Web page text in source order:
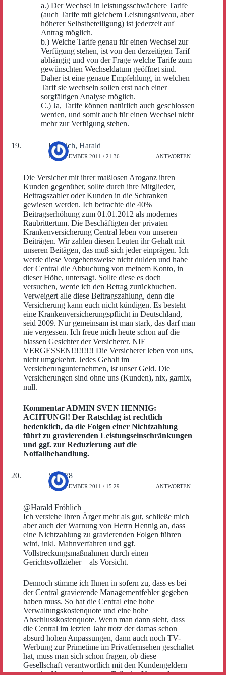
a.) Der Wechsel in leistungsschwächere Tarife
(auch Tarife mit gleichem Leistungsniveau, aber
höherer Selbstbeteiligung) ist jederzeit auf
Antrag möglich.
b.) Welche Tarife genau für einen Wechsel zur
Verfügung stehen, ist von den derzeitigen Tarif
abhängig und von der Frage welche Tarife zum
gewünschten Wechseldatum geöffnet sind.
Daher ist eine genaue Empfehlung, in welchen
Tarif sie wechseln sollen erst nach einer
sorgfältigen Analyse möglich.
C.) Ja, Tarife können natürlich auch geschlossen
werden, und somit auch für einen Wechsel nicht
mehr zur Verfügung stehen.
Fröhlich, Harald
11. DEZEMBER 2011 / 21:36 ANTWORTEN
Die Versicher mit ihrer maßlosen Aroganz ihren
Kunden gegenüber, sollte durch ihre Mitglieder,
Beitragszahler oder Kunden in die Schranken
gewiesen werden. Ich betrachte die 40%
Beitragserhöhung zum 01.01.2012 als modernes
Raubrittertum. Die Beschäftigten der privaten
Krankenversicherung Central leben von unseren
Beiträgen. Wir zahlen diesen Leuten ihr Gehalt mit
unseren Beitägen, das muß sich jeder einprägen. Ich
werde diese Vorgehensweise nicht dulden und habe
der Central die Abbuchung von meinem Konto, in
dieser Höhe, untersagt. Sollte diese es doch
versuchen, werde ich den Betrag zurückbuchen.
Verweigert alle diese Beitragszahlung, denn die
Versicherung kann euch nicht kündigen. Es besteht
eine Krankenversicherungspflicht in Deutschland,
seid 2009. Nur gemeinsam ist man stark, das darf man
nie vergessen. Ich freue mich heute schon auf die
blassen Gesichter der Versicherer. NIE
VERGESSEN!!!!!!!!! Die Versicherer leben von uns,
nicht umgekehrt. Jedes Gehalt im
Versicherungunternehmen, ist unser Geld. Die
Versicherungen sind ohne uns (Kunden), nix, garnix,
null.
Kommentar ADMIN SVEN HENNIG:
ACHTUNG!! Der Ratschlag ist rechtlich
bedenklich, da die Folgen einer Nichtzahlung
führt zu gravierenden Leistungseinschränkungen
und ggf. zur Reduzierung auf die
Notfallbehandlung.
Sepp78
13. DEZEMBER 2011 / 15:29 ANTWORTEN
@Harald Fröhlich
Ich verstehe Ihren Ärger mehr als gut, schließe mich
aber auch der Warnung von Herrn Hennig an, dass
eine Nichtzahlung zu gravierenden Folgen führen
wird, inkl. Mahnverfahren und ggf.
Vollstreckungsmaßnahmen durch einen
Gerichtsvollzieher – als Vorsicht.
Dennoch stimme ich Ihnen in sofern zu, dass es bei
der Central gravierende Managementfehler gegeben
haben muss. So hat die Central eine hohe
Verwaltungskostenquote und eine hohe
Abschlusskostenquote. Wenn man dann sieht, dass
die Central im letzten Jahr trotz der damas schon
absurd hohen Anpassungen, dann auch noch TV-
Werbung zur Primetime im Privatfernsehen geschaltet
hat, muss man sich schon fragen, ob diese
Gesellschaft verantwortlich mit den Kundengeldern